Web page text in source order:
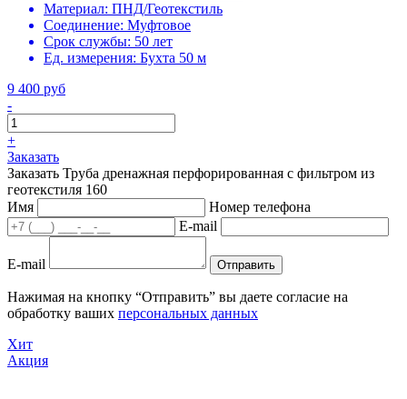
Материал: ПНД/Геотекстиль
Соединение: Муфтовое
Срок службы: 50 лет
Ед. измерения: Бухта 50 м
9 400 руб
-
+
Заказать
Заказать Труба дренажная перфорированная с фильтром из
геотекстиля 160
Имя
Номер телефона
E-mail
E-mail Отправить
Нажимая на кнопку “Отправить” вы даете согласие на
обработку ваших персональных данных
Хит
Акция